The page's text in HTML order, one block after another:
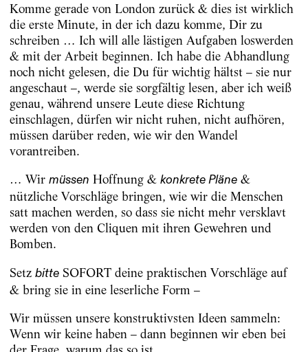
Komme gerade von London zurück & dies ist wirklich
die erste Minute, in der ich dazu komme, Dir zu
schreiben … Ich will alle lästigen Aufgaben loswerden
& mit der Arbeit beginnen. Ich habe die Abhandlung
noch nicht gelesen, die Du für wichtig hältst – sie nur
angeschaut –, werde sie sorgfältig lesen, aber ich weiß
genau, während unsere Leute diese Richtung
einschlagen, dürfen wir nicht ruhen, nicht aufhören,
müssen darüber reden, wie wir den Wandel
vorantreiben.
… Wir müssen Hoffnung & konkrete Pläne&
nützliche Vorschläge bringen, wie wir die Menschen
satt machen werden, so dass sie nicht mehr versklavt
werden von den Cliquen mit ihren Gewehren und
Bomben.
Setz bitteSOFORT deine praktischen Vorschläge auf
& bring sie in eine leserliche Form –
Wir müssen unsere konstruktivsten Ideen sammeln:
Wenn wir keine haben – dann beginnen wir eben bei